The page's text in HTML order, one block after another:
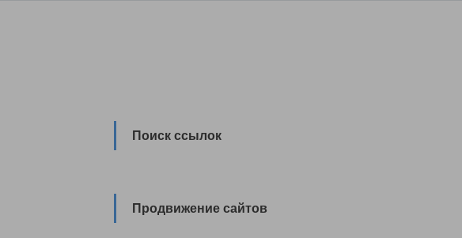
Поиск ссылок
Продвижение сайтов